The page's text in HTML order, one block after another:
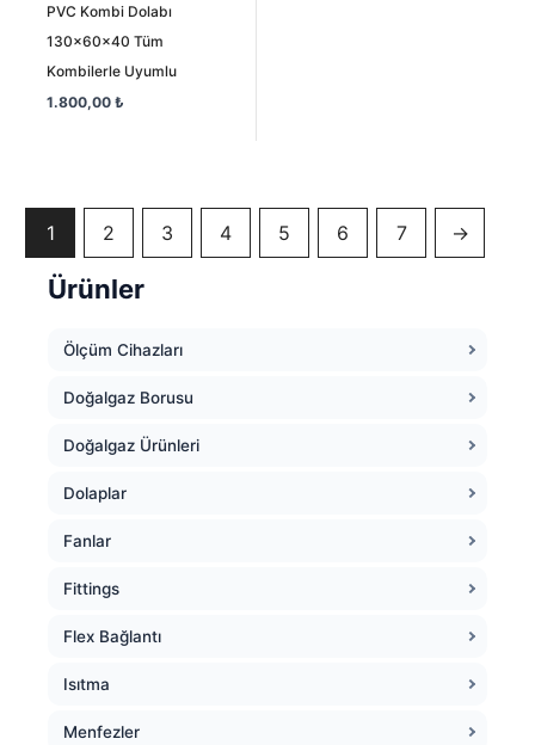
Ürünler
Ölçüm Cihazları
Doğalgaz Borusu
Doğalgaz Ürünleri
Dolaplar
Fanlar
Fittings
Flex Bağlantı
Isıtma
Menfezler
PVC Kombi Dolabı
130x60x40 Tüm
Kombilerle Uyumlu
1.800,00₺
1 2 3 4 5 6 7 →